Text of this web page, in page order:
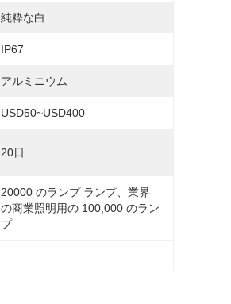
純粋な白
IP67
アルミニウム
USD50~USD400
20日
20000 のランプ ランプ、業界
の商業照明用の 100,000 のラン
プ